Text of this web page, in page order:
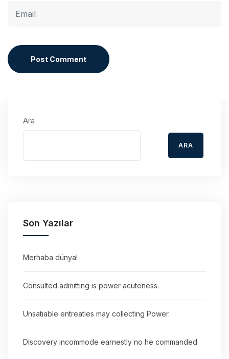
Post Comment
Ara
ARA
Son Yazılar
Merhaba dünya!
Consulted admitting is power acuteness.
Unsatiable entreaties may collecting Power.
Discovery incommode earnestly no he commanded